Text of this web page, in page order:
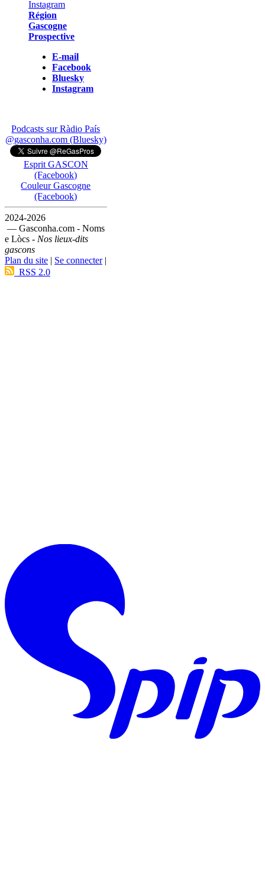
Région
Gascogne
Prospective
E-mail
Facebook
Bluesky
Instagram
Podcasts sur Ràdio País
@gasconha.com (Bluesky)
Esprit GASCON
(Facebook)
Couleur Gascogne
(Facebook)
2024-2026
— Gasconha.com - Noms
e Lòcs - Nos lieux-dits
gascons
Plan du site | Se connecter|
RSS 2.0